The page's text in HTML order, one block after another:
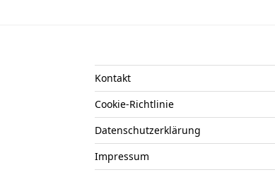
Kontakt
Cookie-Richtlinie
Datenschutzerklärung
Impressum